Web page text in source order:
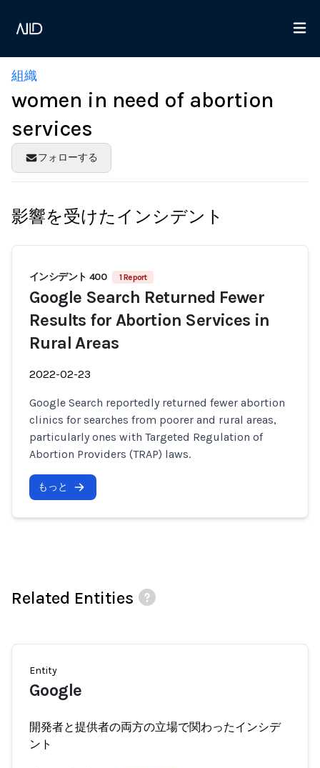
組織
women in need of abortion
services
フォローする
影響を受けたインシデント
インシデント 400 1 Report
Google Search Returned Fewer
Results for Abortion Services in
Rural Areas
2022-02-23
Google Search reportedly returned fewer abortion
clinics for searches from poorer and rural areas,
particularly ones with Targeted Regulation of
Abortion Providers (TRAP) laws.
もっと
Related Entities
Entity
Google
開発者と提供者の両方の立場で関わったインシデ
ント